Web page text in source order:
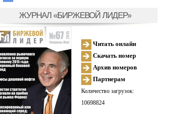
ЖУРНАЛ «БИРЖЕВОЙ ЛИДЕР»
Читать онлайн
Скачать номер
Архив номеров
Партнерам
Количество загрузок:
10698824